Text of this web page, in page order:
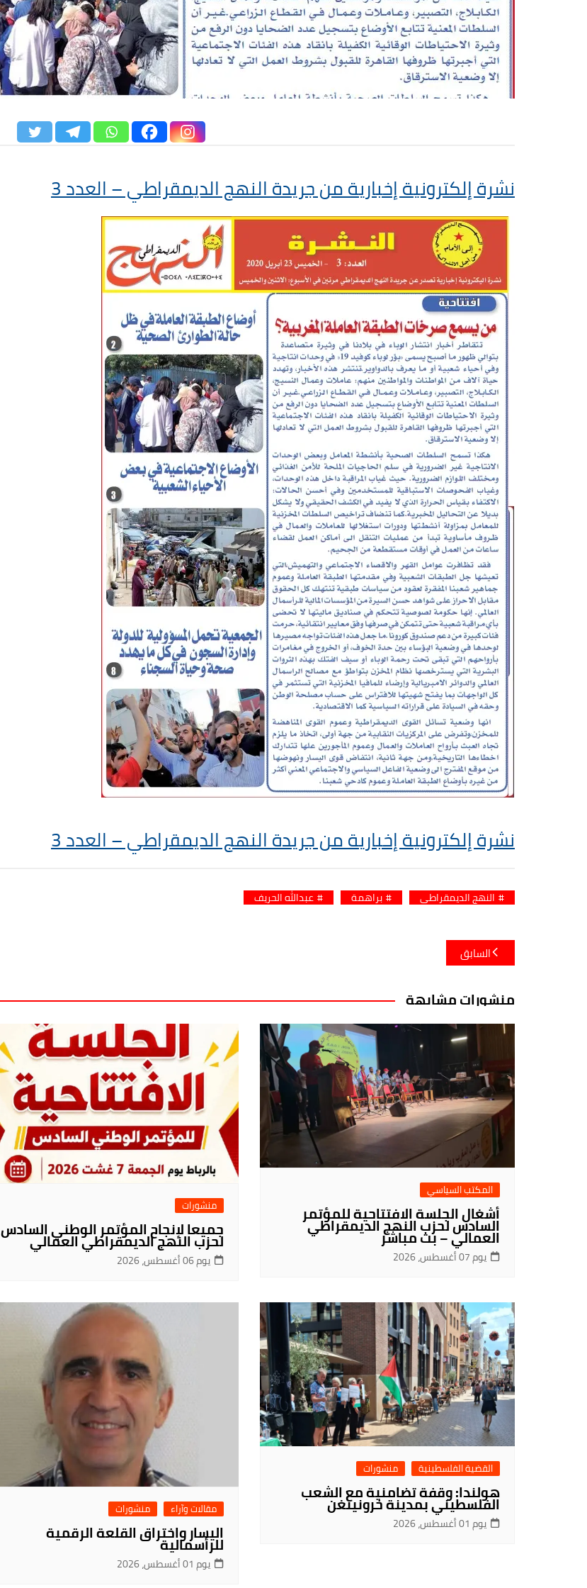
نشرة إلكترونية إخبارية من جريدة النهج الديمقراطي – العدد 3
نشرة إلكترونية إخبارية من جريدة النهج الديمقراطي – العدد 3
النهج الديمقراطي براهمة عبدالله الحريف
تصفّح
المقالات
السابق
منشورات مشابهة
المكتب السياسي
أشغال الجلسة الافتتاحية للمؤتمر
السادس لحزب النهج الديمقراطي
العمالي – بث مباشر
يوم 07 أغسطس، 2026
منشورات
جميعا لإنجاح المؤتمر الوطني السادس
لحزب النهج الديمقراطي العمالي
يوم 06 أغسطس، 2026
القضية الفلسطينية منشورات
هولندا: وقفة تضامنية مع الشعب
الفلسطيني بمدينة خرونينغن
يوم 01 أغسطس، 2026
مقالات وآراء منشورات
اليسار واختراق القلعة الرقمية
للرأسمالية
يوم 01 أغسطس، 2026